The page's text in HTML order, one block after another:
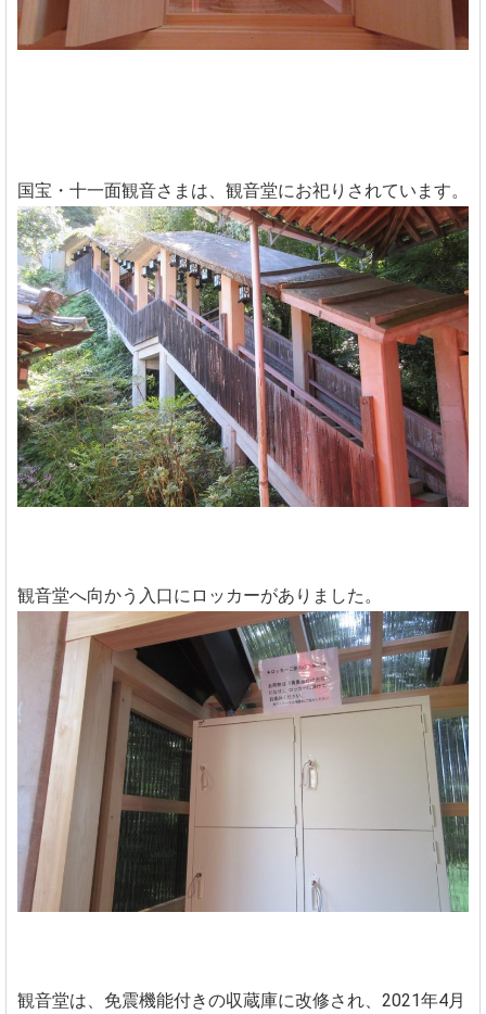
国宝・十一面観音さまは、観音堂にお祀りされています。
観音堂へ向かう入口にロッカーがありました。
観音堂は、免震機能付きの収蔵庫に改修され、2021年4月